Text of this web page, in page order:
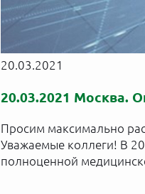
20.03.2021
20.03.2021 Москва.
Просим максимально
Уважаемые коллеги! В
полноценной